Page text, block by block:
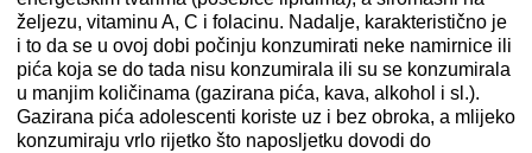
željezu, vitaminu A, C i folacinu. Nadalje, karakteristično je
i to da se u ovoj dobi počinju konzumirati neke namirnice ili
pića koja se do tada nisu konzumirala ili su se konzumirala
u manjim količinama (gazirana pića, kava, alkohol i sl.).
Gazirana pića adolescenti koriste uz i bez obroka, a mlijeko
konzumiraju vrlo rijetko što naposljetku dovodi do